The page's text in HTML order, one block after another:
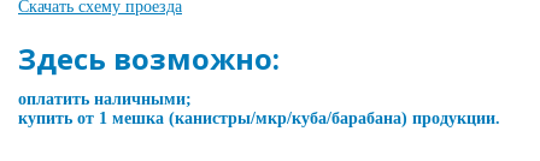
Скачать схему проезда
Здесь возможно:
оплатить наличными;
купить от 1 мешка (канистры/мкр/куба/барабана) продукции.